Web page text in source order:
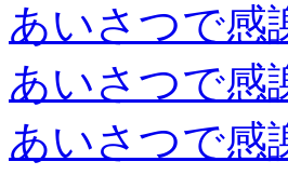
あいさつで感
あいさつで感
あいさつで感